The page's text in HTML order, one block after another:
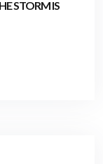
STORM IS